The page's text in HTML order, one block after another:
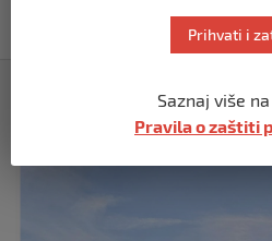
prije 2 mjeseca
Prihvati i
Saznaj više
Pravila o zaštiti